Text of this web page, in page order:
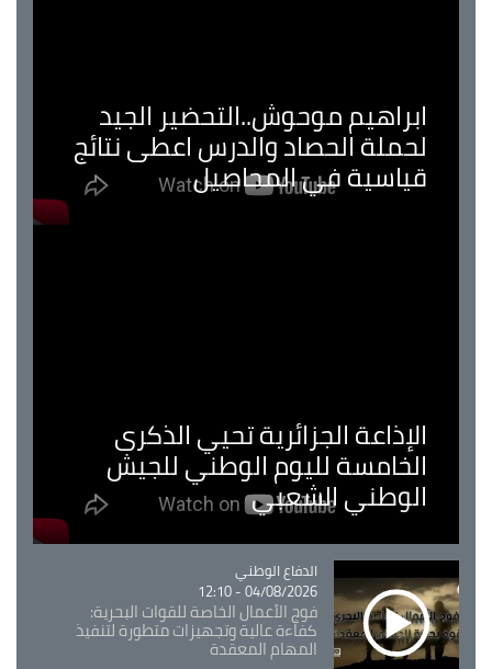
ابراهيم موحوش..التحضير الجيد
لحملة الحصاد والدرس اعطى نتائج
قياسية في المحاصيل
الإذاعة الجزائرية تحيي الذكرى
الخامسة لليوم الوطني للجيش
الوطني الشعبي
Catégorie
الدفاع الوطني
04/08/2026 - 12:10
فوج الأعمال الخاصة للقوات البحرية:
كفاءة عالية وتجهيزات متطورة لتنفيذ
المهام المعقدة